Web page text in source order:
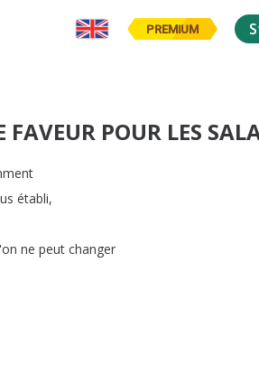
PREMIUM
FAVEUR POUR LES
établi,
ne peut changer